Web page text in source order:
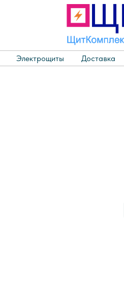
Электрощиты Доставка